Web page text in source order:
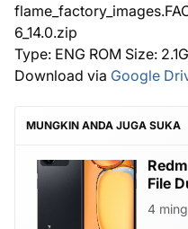
6_14.0.zip
Type: ENG ROM Size:
Download via Google
MUNGKIN ANDA JUGA SUKA
File
4